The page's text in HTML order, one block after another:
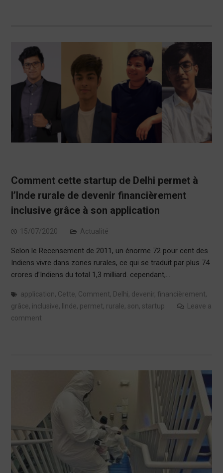
Comment cette startup de Delhi permet à
l’Inde rurale de devenir financièrement
inclusive grâce à son application
15/07/2020 Actualité
Selon le Recensement de 2011, un énorme 72 pour cent des
Indiens vivre dans zones rurales, ce qui se traduit par plus 74
crores d’Indiens du total 1,3 milliard. cependant,…
application, Cette, Comment, Delhi, devenir, financièrement,
grâce, inclusive, lInde, permet, rurale, son, startup
Leave a
comment